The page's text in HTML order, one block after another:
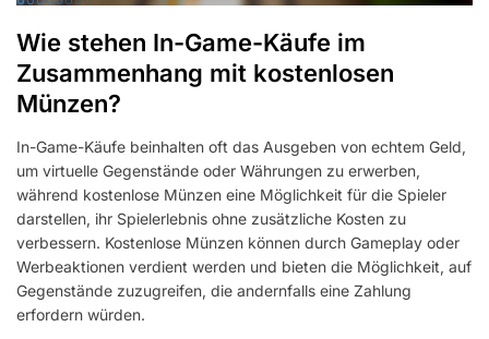
Wie stehen In-Game-Käufe im
Zusammenhang mit kostenlosen
Münzen?
In-Game-Käufe beinhalten oft das Ausgeben von echtem Geld,
um virtuelle Gegenstände oder Währungen zu erwerben,
während kostenlose Münzen eine Möglichkeit für die Spieler
darstellen, ihr Spielerlebnis ohne zusätzliche Kosten zu
verbessern. Kostenlose Münzen können durch Gameplay oder
Werbeaktionen verdient werden und bieten die Möglichkeit, auf
Gegenstände zuzugreifen, die andernfalls eine Zahlung
erfordern würden.